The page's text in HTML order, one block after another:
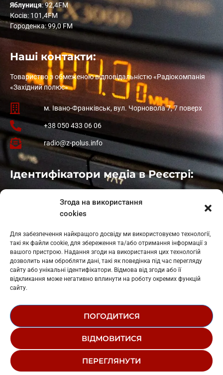
Згода на використання
cookies
Для забезпечення найкращого досвіду ми використовуємо технології,
такі як файли cookie, для збереження та/або отримання інформації з
вашого пристрою. Надання згоди на використання цих технологій
дозволить нам обробляти дані, такі як поведінка під час перегляду
сайту або унікальні ідентифікатори. Відмова від згоди або її
відкликання може негативно вплинути на роботу окремих функцій
сайту.
ПОГОДИТИСЯ
ВІДМОВИТИСЯ
ПЕРЕГЛЯНУТИ
Яблуниця: 92,4FM
Косів: 101,4FM
Городенка: 99,0 FM
Наші контакти:
Товариство з обмеженою відповідальністю «Радіокомпанія
«Західний полюс»
м. Івано-Франківськ, вул. Чорновола 7, 7 поверх
+38 050 433 06 06
radio@z-polus.info
Ідентифікатори медіа в Реєстрі:
: L11-01410
: L11-01801
Косів: L11-01805
Гарасимів: L11-02274
© 1995-2026 РК «ЗАХІДНИЙ ПОЛЮС»
РЕДАКЦІЙНИЙ СТАТУТ
СТРУКТУРА ВЛАСНОСТІ